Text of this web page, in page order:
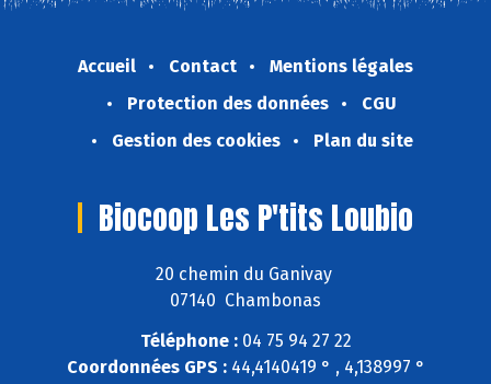
Accueil Contact
Mentions légales
Protection des données
CGU
Gestion des cookies
Plan du site
Biocoop Les P'tits Loubio
20 chemin du Ganivay
07140 Chambonas
Téléphone :04 75 94 27 22
Coordonnées GPS :44,4140419 ° , 4,138997 °